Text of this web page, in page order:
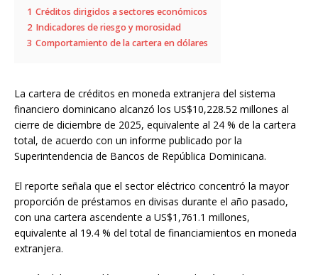
1 Créditos dirigidos a sectores económicos
2 Indicadores de riesgo y morosidad
3 Comportamiento de la cartera en dólares
La cartera de créditos en moneda extranjera del sistema
financiero dominicano alcanzó los US$10,228.52 millones al
cierre de diciembre de 2025, equivalente al 24 % de la cartera
total, de acuerdo con un informe publicado por la
Superintendencia de Bancos de República Dominicana.
El reporte señala que el sector eléctrico concentró la mayor
proporción de préstamos en divisas durante el año pasado,
con una cartera ascendente a US$1,761.1 millones,
equivalente al 19.4 % del total de financiamientos en moneda
extranjera.